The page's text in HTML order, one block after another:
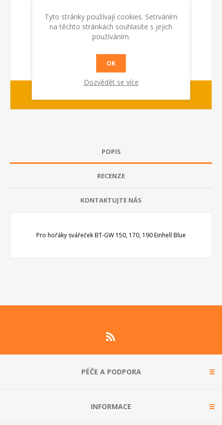
POPIS
RECENZE
KONTAKTUJTE NÁS
Pro hořáky svářeček BT-GW 150, 170, 190 Einhell Blue
PÉČE A PODPORA
INFORMACE
Tyto stránky používají cookies. Setrváním
na těchto stránkách souhlasíte s jejich
používáním.
OK
Dozvědět se více